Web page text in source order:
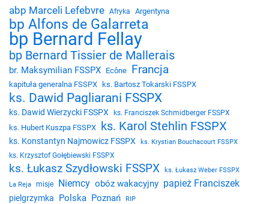
abp Marceli Lefebvre Afryka Argentyna
bp Alfons de Galarreta
bp Bernard Fellay
bp Bernard Tissier de Mallerais
br. Maksymilian FSSPX Ecône Francja
kapituła generalna FSSPX ks. Bartosz Tokarski FSSPX
ks. Dawid Pagliarani FSSPX
ks. Dawid Wierzycki FSSPX ks. Franciszek Schmidberger FSSPX
ks. Hubert Kuszpa FSSPX ks. Karol Stehlin FSSPX
ks. Konstantyn Najmowicz FSSPX
ks. Krystian Bouchacourt FSSPX
ks. Krzysztof Gołębiewski FSSPX
ks. Łukasz Szydłowski FSSPX
ks. Łukasz Weber FSSPX
La Reja
misje Niemcy obóz wakacyjny papież Franciszek
pielgrzymka Polska Poznań RIP